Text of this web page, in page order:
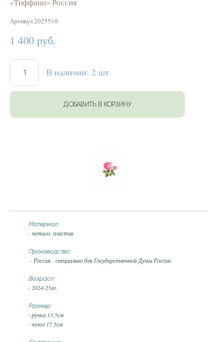
Артикул 2025510
1 400 pуб.
В наличии: 2 шт.
ДОБАВИТЬ В КОРЗИНУ
Материал:
- металл, пластик
Производство:
- Россия, специально для Государственной Думы России
Возраст:
- 2024-25гг.
Размер:
- ручка 13,5см
- чехол 17,5см